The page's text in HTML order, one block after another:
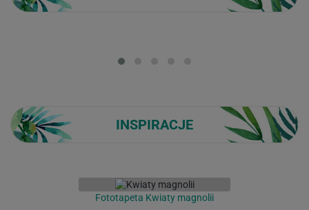
INSPIRACJE
Fototapeta Kwiaty magnolii